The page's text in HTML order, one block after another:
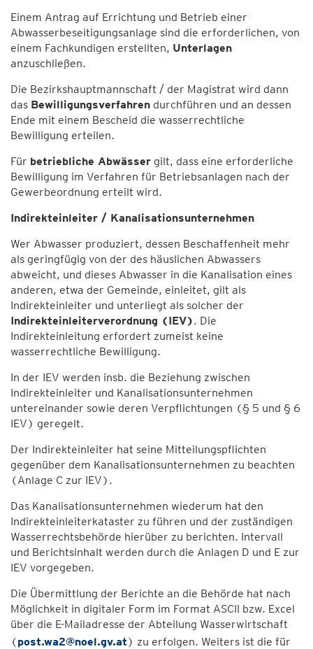
Einem Antrag auf Errichtung und Betrieb einer
Abwasserbeseitigungsanlage sind die erforderlichen, von
einem Fachkundigen erstellten, Unterlagen
anzuschließen.
Die Bezirkshauptmannschaft / der Magistrat wird dann
das Bewilligungsverfahren durchführen und an dessen
Ende mit einem Bescheid die wasserrechtliche
Bewilligung erteilen.
Für betriebliche Abwässer gilt, dass eine erforderliche
Bewilligung im Verfahren für Betriebsanlagen nach der
Gewerbeordnung erteilt wird.
Indirekteinleiter / Kanalisationsunternehmen
Wer Abwasser produziert, dessen Beschaffenheit mehr
als geringfügig von der des häuslichen Abwassers
abweicht, und dieses Abwasser in die Kanalisation eines
anderen, etwa der Gemeinde, einleitet, gilt als
Indirekteinleiter und unterliegt als solcher der
Indirekteinleiterverordnung (IEV). Die
Indirekteinleitung erfordert zumeist keine
wasserrechtliche Bewilligung.
In der IEV werden insb. die Beziehung zwischen
Indirekteinleiter und Kanalisationsunternehmen
untereinander sowie deren Verpflichtungen (§ 5 und § 6
IEV) geregelt.
Der Indirekteinleiter hat seine Mitteilungspflichten
gegenüber dem Kanalisationsunternehmen zu beachten
(Anlage C zur IEV).
Das Kanalisationsunternehmen wiederum hat den
Indirekteinleiterkataster zu führen und der zuständigen
Wasserrechtsbehörde hierüber zu berichten. Intervall
und Berichtsinhalt werden durch die Anlagen D und E zur
IEV vorgegeben.
Die Übermittlung der Berichte an die Behörde hat nach
Möglichkeit in digitaler Form im Format ASCII bzw. Excel
über die E-Mailadresse der Abteilung Wasserwirtschaft
(post.wa2@noel.gv.at) zu erfolgen. Weiters ist die für